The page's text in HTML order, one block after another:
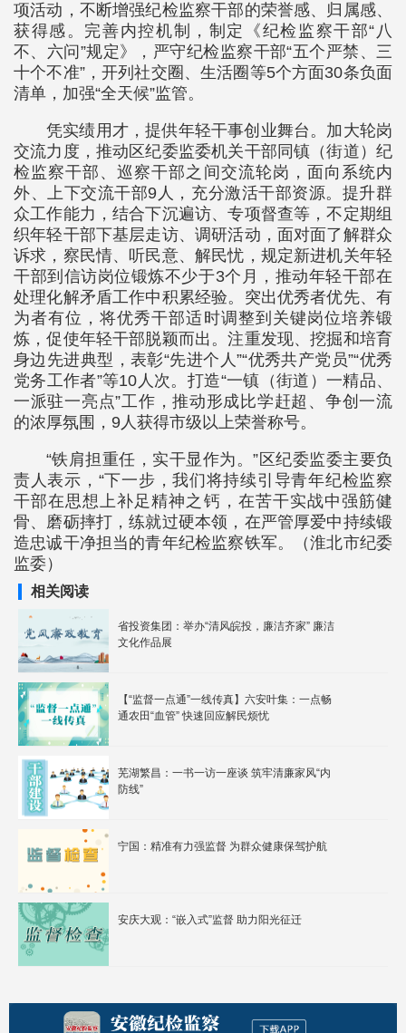
项活动，不断增强纪检监察干部的荣誉感、归属感、
获得感。完善内控机制，制定《纪检监察干部“八
不、六问”规定》，严守纪检监察干部“五个严禁、三
十个不准”，开列社交圈、生活圈等5个方面30条负面
清单，加强“全天候”监管。
凭实绩用才，提供年轻干事创业舞台。加大轮岗
交流力度，推动区纪委监委机关干部同镇（街道）纪
检监察干部、巡察干部之间交流轮岗，面向系统内
外、上下交流干部9人，充分激活干部资源。提升群
众工作能力，结合下沉遍访、专项督查等，不定期组
织年轻干部下基层走访、调研活动，面对面了解群众
诉求，察民情、听民意、解民忧，规定新进机关年轻
干部到信访岗位锻炼不少于3个月，推动年轻干部在
处理化解矛盾工作中积累经验。突出优秀者优先、有
为者有位，将优秀干部适时调整到关键岗位培养锻
炼，促使年轻干部脱颖而出。注重发现、挖掘和培育
身边先进典型，表彰“先进个人”“优秀共产党员”“优秀
党务工作者”等10人次。打造“一镇（街道）一精品、
一派驻一亮点”工作，推动形成比学赶超、争创一流
的浓厚氛围，9人获得市级以上荣誉称号。
“铁肩担重任，实干显作为。”区纪委监委主要负
责人表示，“下一步，我们将持续引导青年纪检监察
干部在思想上补足精神之钙，在苦干实战中强筋健
骨、磨砺摔打，练就过硬本领，在严管厚爱中持续锻
造忠诚干净担当的青年纪检监察铁军。（淮北市纪委
监委）
相关阅读
省投资集团：举办“清风皖投，廉洁齐家” 廉洁
文化作品展
【“监督一点通”一线传真】六安叶集：一点畅
通农田“血管” 快速回应解民烦忧
芜湖繁昌：一书一访一座谈 筑牢清廉家风“内
防线”
宁国：精准有力强监督 为群众健康保驾护航
安庆大观：“嵌入式”监督 助力阳光征迁